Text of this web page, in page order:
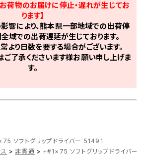
荷物のお届けに停止・遅れが生じてお
ります】
響により、熊本県一部地域での出荷停
域での出荷遅延が生じております。
より日数を要する場合がございます。
ご了承くださいます様お願い申し上げま
す。
ソフトグリップドライバー 51491
> 非貫通 > +#1×75 ソフトグリップドライバー